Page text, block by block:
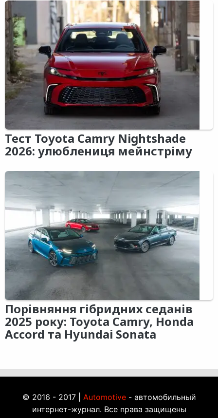
Тест Toyota Camry Nightshade
2026: улюблениця мейнстріму
Порівняння гібридних седанів
2025 року: Toyota Camry, Honda
Accord та Hyundai Sonata
© 2016 - 2017 | Automotive- автомобильный
интернет-журнал. Все права защищены